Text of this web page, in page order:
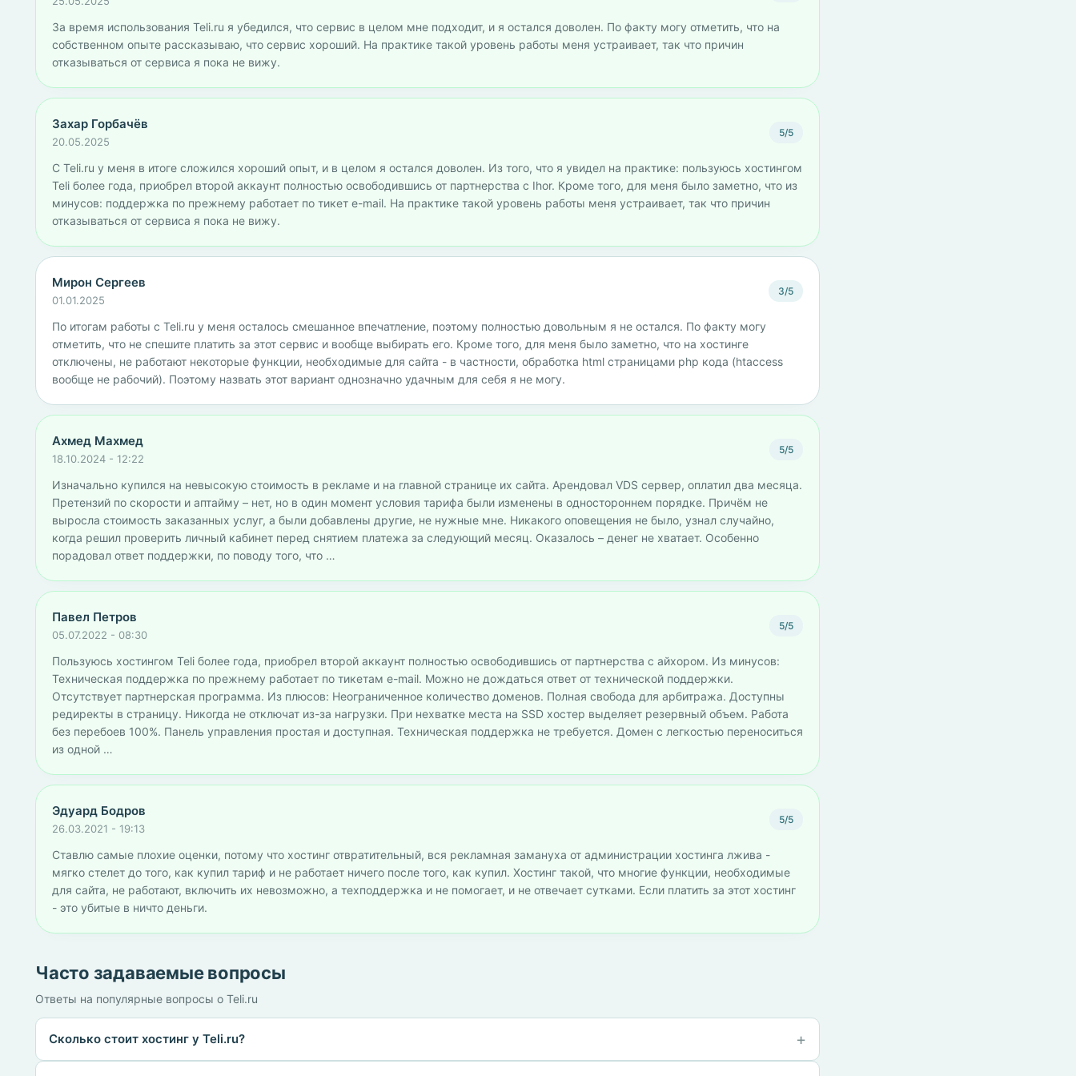
За время использования Teli.ru я убедился, что сервис в целом мне подходит, и я остался доволен. По факту могу отметить, что на
собственном опыте рассказываю, что сервис хороший. На практике такой уровень работы меня устраивает, так что причин
отказываться от сервиса я пока не вижу.
Захар Горбачёв
20.05.2025
5/5
С Teli.ru у меня в итоге сложился хороший опыт, и в целом я остался доволен. Из того, что я увидел на практике: пользуюсь хостингом
Teli более года, приобрел второй аккаунт полностью освободившись от партнерства с Ihor. Кроме того, для меня было заметно, что из
минусов: поддержка по прежнему работает по тикет e-mail. На практике такой уровень работы меня устраивает, так что причин
отказываться от сервиса я пока не вижу.
Мирон Сергеев
01.01.2025
3/5
По итогам работы с Teli.ru у меня осталось смешанное впечатление, поэтому полностью довольным я не остался. По факту могу
отметить, что не спешите платить за этот сервис и вообще выбирать его. Кроме того, для меня было заметно, что на хостинге
отключены, не работают некоторые функции, необходимые для сайта - в частности, обработка html страницами php кода (htaccess
вообще не рабочий). Поэтому назвать этот вариант однозначно удачным для себя я не могу.
Ахмед Махмед
18.10.2024 - 12:22
5/5
Изначально купился на невысокую стоимость в рекламе и на главной странице их сайта. Арендовал VDS сервер, оплатил два месяца.
Претензий по скорости и аптайму – нет, но в один момент условия тарифа были изменены в одностороннем порядке. Причём не
выросла стоимость заказанных услуг, а были добавлены другие, не нужные мне. Никакого оповещения не было, узнал случайно,
когда решил проверить личный кабинет перед снятием платежа за следующий месяц. Оказалось – денег не хватает. Особенно
порадовал ответ поддержки, по поводу того, что …
Павел Петров
05.07.2022 - 08:30
5/5
Пользуюсь хостингом Teli более года, приобрел второй аккаунт полностью освободившись от партнерства с айхором. Из минусов:
Техническая поддержка по прежнему работает по тикетам e-mail. Можно не дождаться ответ от технической поддержки.
Отсутствует партнерская программа. Из плюсов: Неограниченное количество доменов. Полная свобода для арбитража. Доступны
редиректы в страницу. Никогда не отключат из-за нагрузки. При нехватке места на SSD хостер выделяет резервный объем. Работа
без перебоев 100%. Панель управления простая и доступная. Техническая поддержка не требуется. Домен с легкостью переноситься
из одной …
Эдуард Бодров
26.03.2021 - 19:13
5/5
Ставлю самые плохие оценки, потому что хостинг отвратительный, вся рекламная замануха от администрации хостинга лжива -
мягко стелет до того, как купил тариф и не работает ничего после того, как купил. Хостинг такой, что многие функции, необходимые
для сайта, не работают, включить их невозможно, а техподдержка и не помогает, и не отвечает сутками. Если платить за этот хостинг
- это убитые в ничто деньги.
Часто задаваемые вопросы
Ответы на популярные вопросы о Teli.ru
Сколько стоит хостинг у Teli.ru?